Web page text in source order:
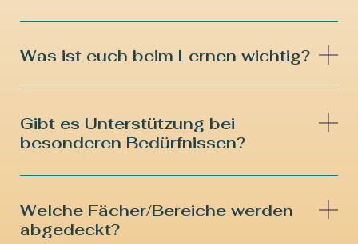
Was ist euch beim Lernen wichtig?
Gibt es Unterstützung bei
besonderen Bedürfnissen?
Welche Fächer/Bereiche werden
abgedeckt?